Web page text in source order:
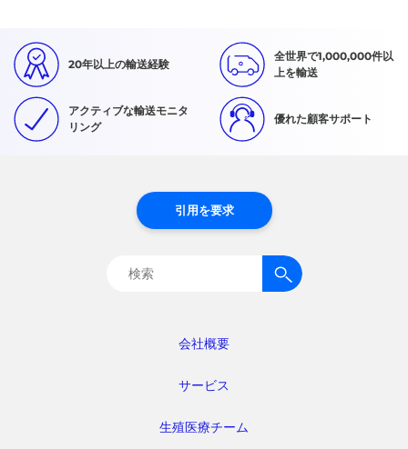
20年以上の輸送経験
全世界で1,000,000件以
上を輸送
アクティブな輸送モニタ
リング
優れた顧客サポート
会社概要
サービス
生殖医療チーム
引用を要求
検